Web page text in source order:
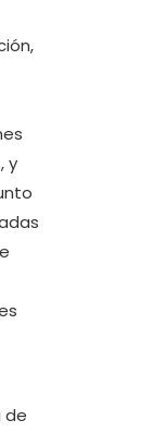
y
de